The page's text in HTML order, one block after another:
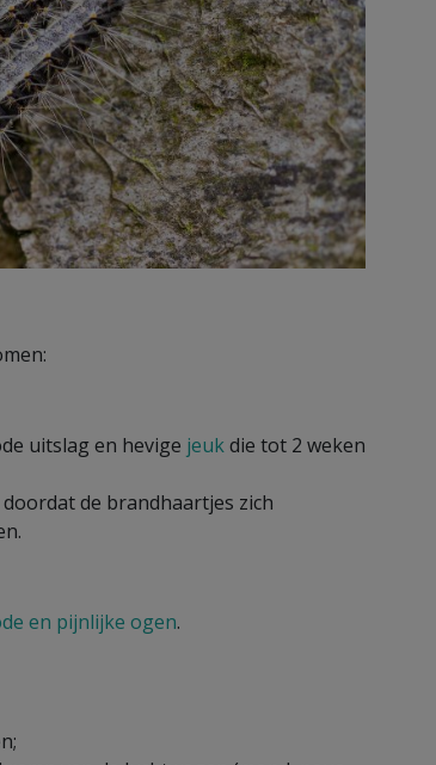
uitslag en hevige jeukdie tot 2 weken
de brandhaartjes zich
en pijnlijke ogen.